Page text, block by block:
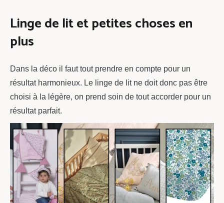
Linge de lit et petites choses en
plus
Dans la déco il faut tout prendre en compte pour un
résultat harmonieux. Le linge de lit ne doit donc pas être
choisi à la légère, on prend soin de tout accorder pour un
résultat parfait.